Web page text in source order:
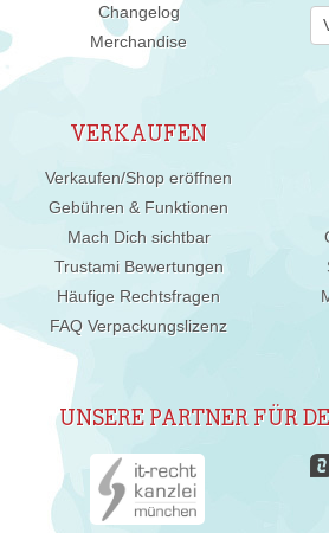
Changelog
Merchandise
VERKAUFEN
Verkaufen/Shop eröffnen
Gebühren & Funktionen
Mach Dich sichtbar
Trustami Bewertungen
Häufige Rechtsfragen
FAQ Verpackungslizenz
UNSERE PARTNER FÜR